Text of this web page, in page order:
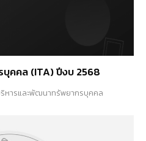
บุคคล (ITA) ปีงบ 2568
หารและพัฒนาทรัพยากรบุคคล